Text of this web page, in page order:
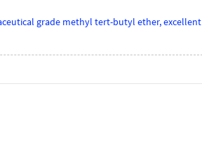
grade methyl tert-butyl ether, excellent